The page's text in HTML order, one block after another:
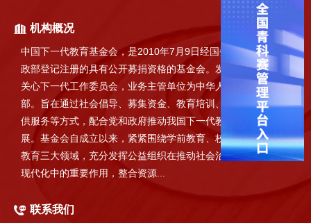
机构概况
中国下一代教育基金会，是2010年7月9日经国务院批准，在民
政部登记注册的具有公开募捐资格的基金会。发起单位为中国
关心下一代工作委员会，业务主管单位为中华人民共和国教育
部。旨在通过社会倡导、募集资金、教育培训、救助资助、提
供服务等方式，配合党和政府推动我国下一代教育事业科学发
展。基金会自成立以来，紧紧围绕学前教育、校外教育和家庭
教育三大领域，充分发挥公益组织在推动社会治理体系和能力
现代化中的重要作用，整合资源...
联系我们